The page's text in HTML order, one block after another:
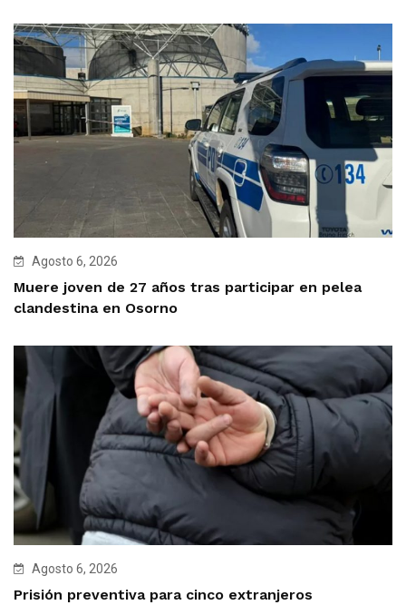
Agosto 6, 2026
Muere joven de 27 años tras participar en pelea
clandestina en Osorno
Agosto 6, 2026
Prisión preventiva para cinco extranjeros